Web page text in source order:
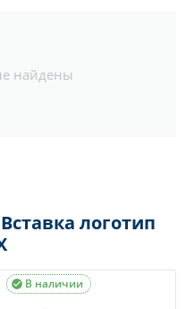
найдены
логотип
В наличии
